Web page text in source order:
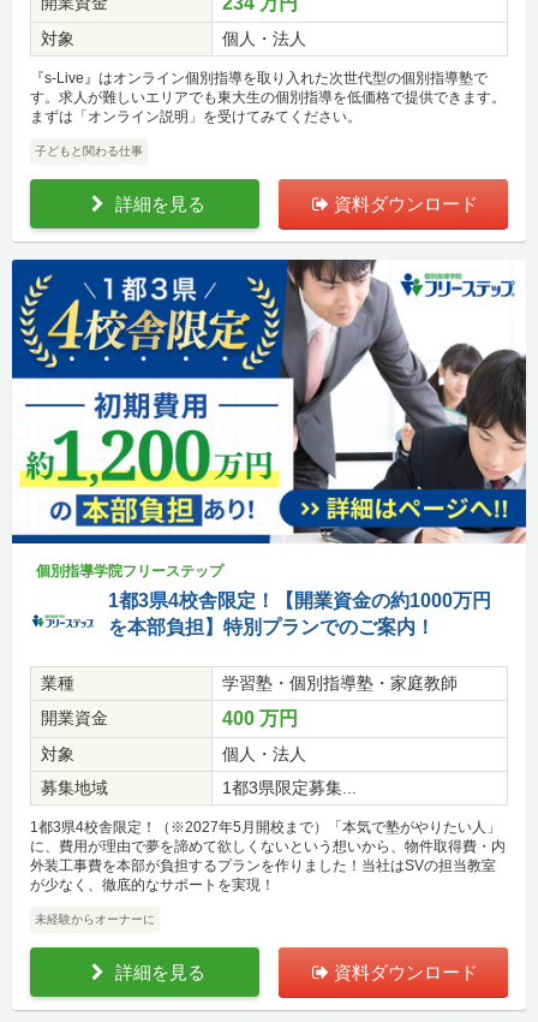
対象 個人・法人
『s-Live』はオンライン個別指導を取り入れた次世代型の個別指導塾で
す。求人が難しいエリアでも東大生の個別指導を低価格で提供できます。
まずは「オンライン説明」を受けてみてください。
子どもと関わる仕事
詳細を見る 資料ダウンロード
個別指導学院フリーステップ
1都3県4校舎限定！【開業資金の約1000万円
を本部負担】特別プランでのご案内！
業種
学習塾・個別指導塾・家庭教師
開業資金
400 万円
対象
個人・法人
募集地域
1都3県限定募集...
1都3県4校舎限定！（※2027年5月開校まで）「本気で塾がやりたい人」
に、費用が理由で夢を諦めて欲しくないという想いから、物件取得費・内
外装工事費を本部が負担するプランを作りました！当社はSVの担当教室
が少なく、徹底的なサポートを実現！
未経験からオーナーに
詳細を見る 資料ダウンロード